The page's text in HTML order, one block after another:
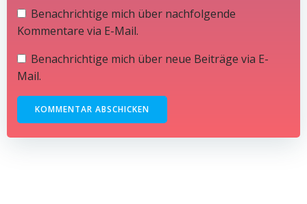
Benachrichtige mich über nachfolgende
Kommentare via E-Mail.
Benachrichtige mich über neue Beiträge via E-
Mail.